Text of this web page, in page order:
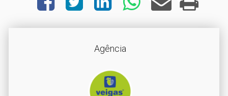
Agência